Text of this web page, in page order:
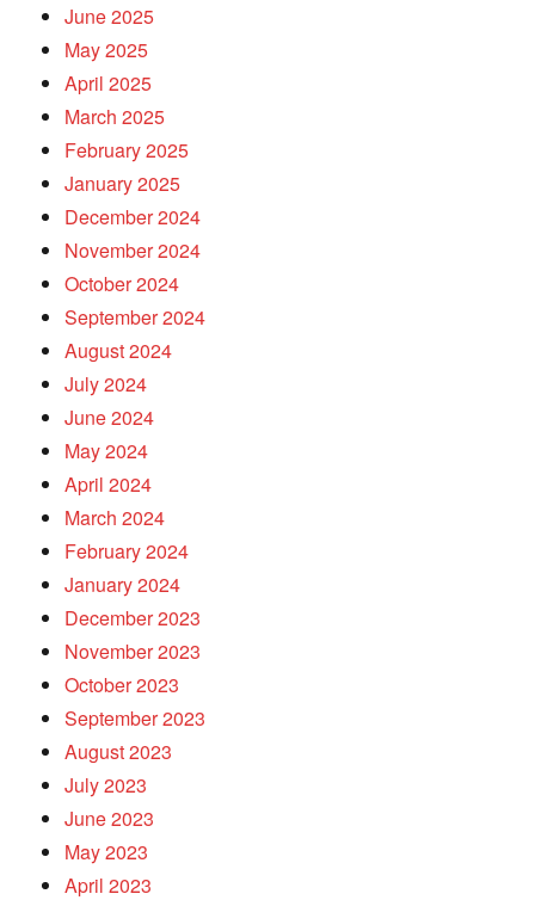
June 2025
May 2025
April 2025
March 2025
February 2025
January 2025
December 2024
November 2024
October 2024
September 2024
August 2024
July 2024
June 2024
May 2024
April 2024
March 2024
February 2024
January 2024
December 2023
November 2023
October 2023
September 2023
August 2023
July 2023
June 2023
May 2023
April 2023